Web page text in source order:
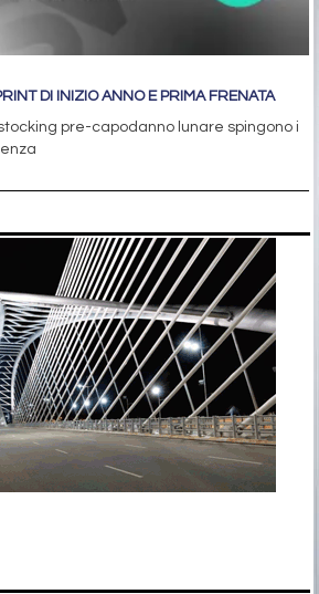
DI INIZIO ANNO E PRIMA FRENATA
pre-capodanno lunare spingono i